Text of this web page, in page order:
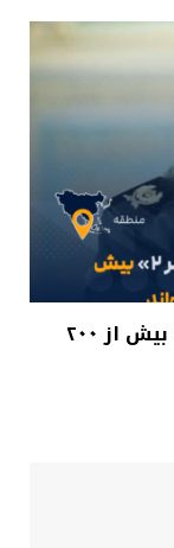
ایران گفته است، در عملیات «نصر ۲» بیش از ۲۰۰